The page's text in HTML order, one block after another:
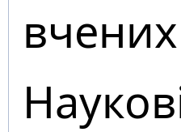
вчених